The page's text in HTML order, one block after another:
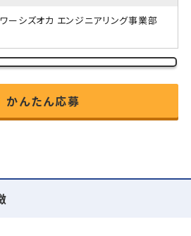
ーシズオカ エンジニアリング事業部
かんたん応募